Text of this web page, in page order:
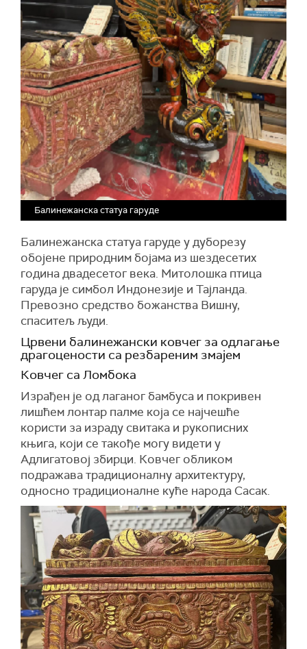
Балинежанска статуа гаруде
Балинежанска статуа гаруде у дуборезу
обојене природним бојама из шездесетих
година двадесетог века. Митолошка птица
гаруда је симбол Индонезије и Тајланда.
Превозно средство божанства Вишну,
спаситељ људи.
Црвени балинежански ковчег за одлагање
драгоцености са резбареним змајем
Ковчег са Ломбока
Израђен је од лаганог бамбуса и покривен
лишћем лонтар палме која се најчешће
користи за израду свитака и рукописних
књига, који се такође могу видети у
Адлигатовој збирци. Ковчег обликом
подражава традиционалну архитектуру,
односно традиционалне куће народа Сасак.